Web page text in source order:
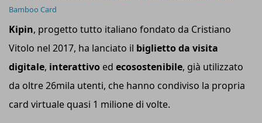
Bamboo Card
Kipin, progetto tutto italiano fondato da Cristiano
Vitolo nel 2017, ha lanciato il biglietto da visita
digitale, interattivo ed ecosostenibile, già utilizzato
da oltre 26mila utenti, che hanno condiviso la propria
card virtuale quasi 1 milione di volte.